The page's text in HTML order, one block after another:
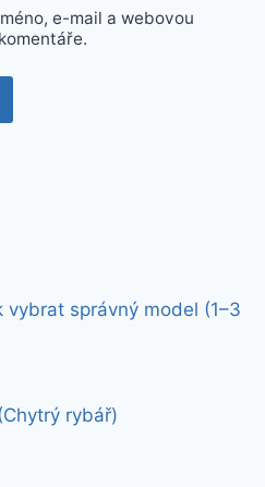
e-mail a webovou
vybrat správný model (1–3
rybář)